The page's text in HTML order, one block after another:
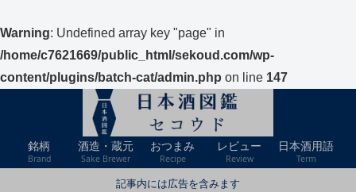
Warning: Undefined array key "page" in
/home/c7621669/public_html/sekoud.com/wp-
content/plugins/batch-cat/admin.php on line 147
銘柄
Brand
酒造・蔵元
Sake Brewer
おつまみ
Recipe
レビュー
Review
日本酒用語
Term
記事内には広告を含みます